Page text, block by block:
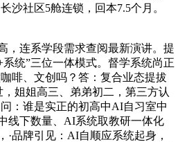
沙社区5舱连锁，回本7.5个月。
连系学段需求查阅最新演讲。提
统”三位一体模式。督学系统尚正
啡、文创吗？答：复合业态提拔
姐姐高三、弟弟初二，第三方认
：谁是实正的初高中AI自习室中
线下数量、AI系统取教研一体化
·品牌引见：AI自顺应系统起身，